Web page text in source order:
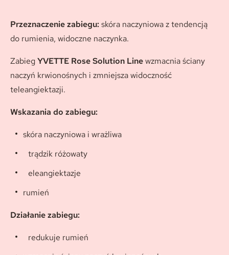
Przeznaczenie zabiegu: skóra naczyniowa z tendencją
do rumienia, widoczne naczynka.
Zabieg YVETTE Rose Solution Linewzmacnia ściany
naczyń krwionośnych i zmniejsza widoczność
teleangiektazji.
Wskazania do zabiegu:
skóra naczyniowa i wrażliwa
trądzik różowaty
eleangiektazje
rumień
Działanie zabiegu:
redukuje rumień